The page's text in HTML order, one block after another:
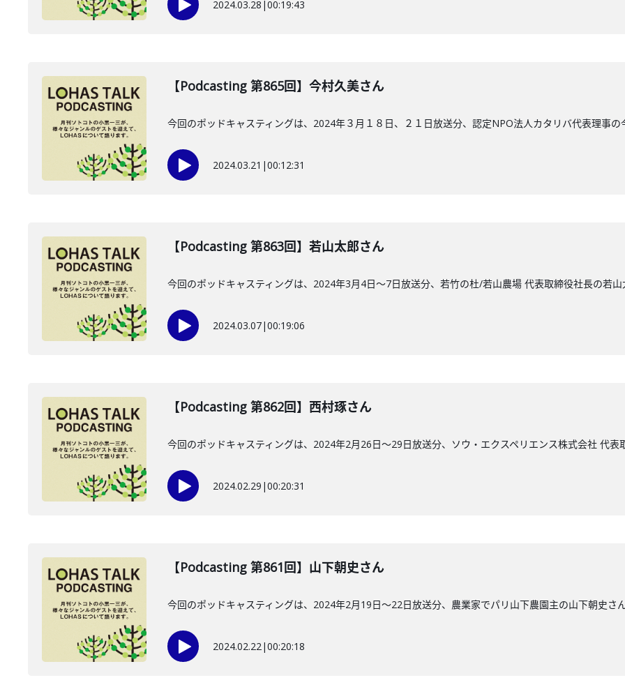
2024.03.28 |00:19:43
【Podcasting 第865回】今村久美さん
今回のポッドキャスティングは、2024年３月１８日、２１日放送分、認定NPO法人カタリバ代表理事の
2024.03.21 |00:12:31
【Podcasting 第863回】若山太郎さん
今回のポッドキャスティングは、2024年3月4日〜7日放送分、若竹の杜/若山農場 代表取締役社長の若山
2024.03.07|00:19:06
【Podcasting 第862回】西村琢さん
今回のポッドキャスティングは、2024年2月26日〜29日放送分、ソウ・エクスペリエンス株式会社 代表
2024.02.29 |00:20:31
【Podcasting 第861回】山下朝史さん
今回のポッドキャスティングは、2024年2月19日〜22日放送分、農業家でパリ山下農園主の山下朝史さ
2024.02.22|00:20:18